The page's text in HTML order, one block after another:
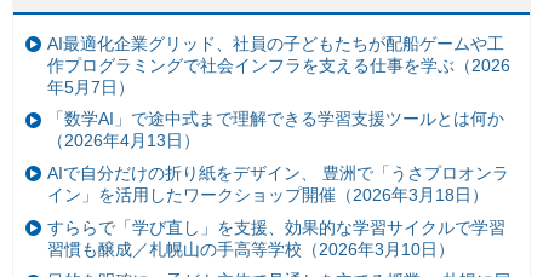
AI最適化企業グリッド、社員の子どもたちが配船ゲームや工
作プログラミングで社会インフラを支える仕事を学ぶ（2026
年5月7日）
「数学AI」で途中式まで理解できる学習支援ツールとは何か
（2026年4月13日）
AIで自分だけの折り紙をデザイン、 豊洲で「うさプロオンラ
イン」を活用したワークショップ開催（2026年3月18日）
すららで「学び直し」を支援、効果的な学習サイクルで学習
習慣も醸成／札幌山の手高等学校（2026年3月10日）